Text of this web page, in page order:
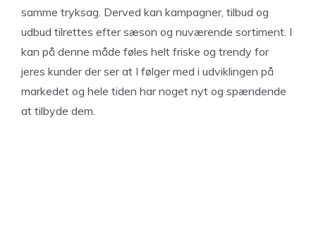
samme tryksag. Derved kan kampagner, tilbud og
udbud tilrettes efter sæson og nuværende sortiment. I
kan på denne måde føles helt friske og trendy for
jeres kunder der ser at I følger med i udviklingen på
markedet og hele tiden har noget nyt og spændende
at tilbyde dem.